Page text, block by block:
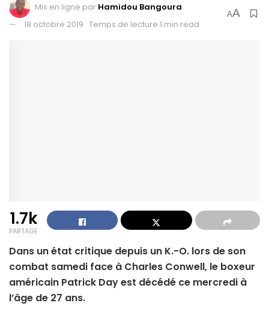
Mis en ligne par Hamidou Bangoura
18 octobre 2019 Temps de lecture:1 min read
AA
1.7k
PARTAGE
Dans un état critique depuis un K.-O. lors de son
combat samedi face à Charles Conwell, le boxeur
américain Patrick Day est décédé ce mercredi à
l’âge de 27 ans.